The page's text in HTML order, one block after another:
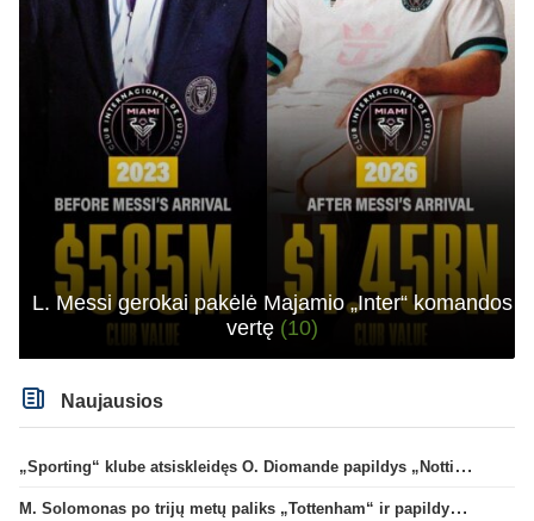
L. Messi gerokai pakėlė Majamio „Inter“ komandos
vertę (10)
Naujausios
„Sporting“ klube atsiskleidęs O. Diomande papildys „Nottingham“ gretas
M. Solomonas po trijų metų paliks „Tottenham“ ir papildys „West Ham“ klubą